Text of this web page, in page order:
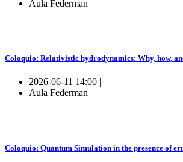
Aula Federman
Coloquio: Relativistic hydrodynamics: Why, how,
2026-06-11 14:00 |
Aula Federman
Coloquio: Quantum Simulation in the presence of